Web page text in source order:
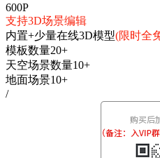
600P
支持3D场景编辑
内置+少量在线3D模型(限时全
模板数量20+
天空场景数量10+
地面场景10+
/